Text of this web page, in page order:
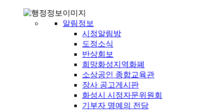
알림정보
시정알림방
도정소식
반상회보
희망화성지역화폐
소상공인 종합교육관
장사 공고게시판
화성시 시정자문위원회
기부자 명예의 전당